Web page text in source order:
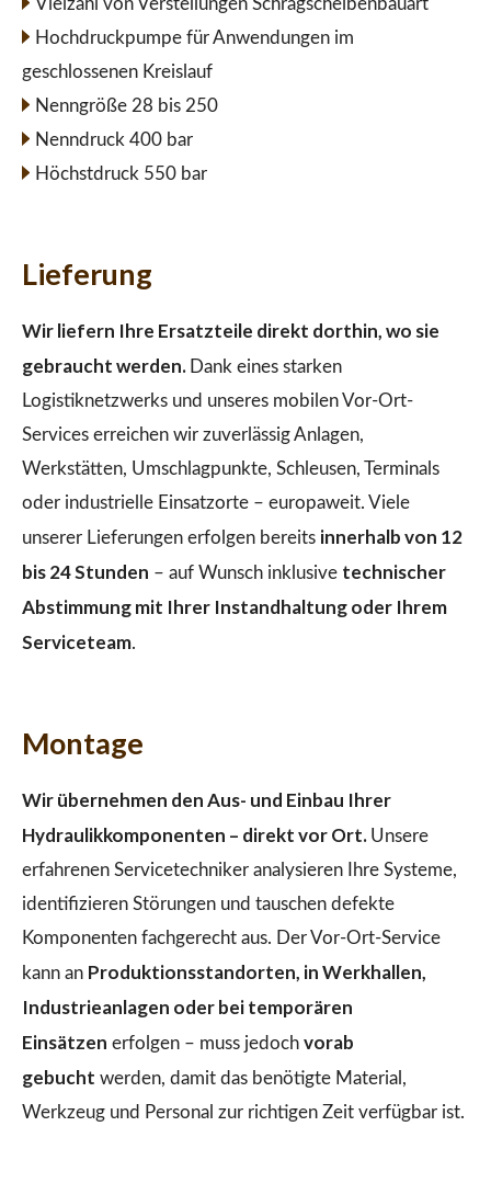
Vielzahl von Verstellungen Schrägscheibenbauart
Hochdruckpumpe für Anwendungen im
geschlossenen Kreislauf
Nenngröße 28 bis 250
Nenndruck 400 bar
Höchstdruck 550 bar
Lieferung
Wir liefern Ihre Ersatzteile direkt dorthin, wo sie
gebraucht werden. Dank eines starken
Logistiknetzwerks und unseres mobilen Vor-Ort-
Services erreichen wir zuverlässig Anlagen,
Werkstätten, Umschlagpunkte, Schleusen, Terminals
oder industrielle Einsatzorte – europaweit. Viele
unserer Lieferungen erfolgen bereits innerhalb von 12
bis 24 Stunden – auf Wunsch inklusive technischer
Abstimmung mit Ihrer Instandhaltung oder Ihrem
Serviceteam.
Montage
Wir übernehmen den Aus- und Einbau Ihrer
Hydraulikkomponenten – direkt vor Ort. Unsere
erfahrenen Servicetechniker analysieren Ihre Systeme,
identifizieren Störungen und tauschen defekte
Komponenten fachgerecht aus. Der Vor-Ort-Service
kann an Produktionsstandorten, in Werkhallen,
Industrieanlagen oder bei temporären
Einsätzen erfolgen – muss jedoch vorab
gebucht werden, damit das benötigte Material,
Werkzeug und Personal zur richtigen Zeit verfügbar ist.